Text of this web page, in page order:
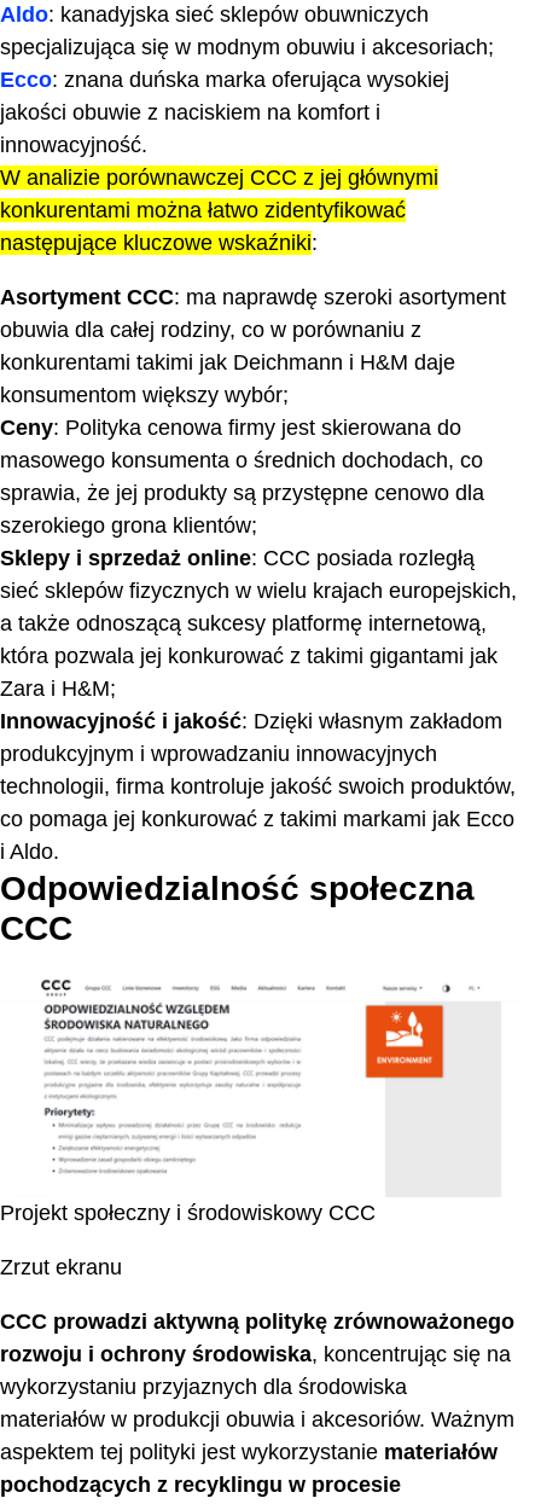
Aldo: kanadyjska sieć sklepów obuwniczych
specjalizująca się w modnym obuwiu i akcesoriach;
Ecco: znana duńska marka oferująca wysokiej
jakości obuwie z naciskiem na komfort i
innowacyjność.
W analizie porównawczej CCC z jej głównymi
konkurentami można łatwo zidentyfikować
następujące kluczowe wskaźniki:
Asortyment CCC: ma naprawdę szeroki asortyment
obuwia dla całej rodziny, co w porównaniu z
konkurentami takimi jak Deichmann i H&M daje
konsumentom większy wybór;
Ceny: Polityka cenowa firmy jest skierowana do
masowego konsumenta o średnich dochodach, co
sprawia, że jej produkty są przystępne cenowo dla
szerokiego grona klientów;
Sklepy i sprzedaż online: CCC posiada rozległą
sieć sklepów fizycznych w wielu krajach europejskich,
a także odnoszącą sukcesy platformę internetową,
która pozwala jej konkurować z takimi gigantami jak
Zara i H&M;
Innowacyjność i jakość: Dzięki własnym zakładom
produkcyjnym i wprowadzaniu innowacyjnych
technologii, firma kontroluje jakość swoich produktów,
co pomaga jej konkurować z takimi markami jak Ecco
i Aldo.
Odpowiedzialność społeczna
CCC
Projekt społeczny i środowiskowy CCC
Zrzut ekranu
CCC prowadzi aktywną politykę zrównoważonego
rozwoju i ochrony środowiska, koncentrując się na
wykorzystaniu przyjaznych dla środowiska
materiałów w produkcji obuwia i akcesoriów. Ważnym
aspektem tej polityki jest wykorzystanie materiałów
pochodzących z recyklingu w procesie